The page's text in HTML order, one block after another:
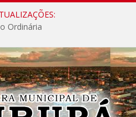
Ordinária